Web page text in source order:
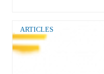
ARTICLES